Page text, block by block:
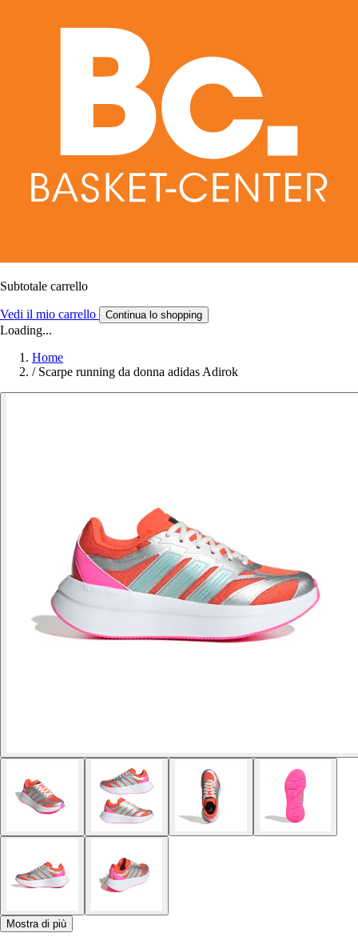
Subtotale carrello
Vedi il mio carrello Continua lo shopping
Loading...
Home
/ Scarpe running da donna adidas Adirok
Mostra di più